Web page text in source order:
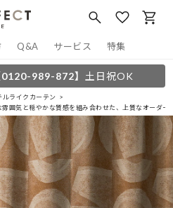
Q&A サービス 特集
0120-989-872】 土日祝OK
ルライクカーテン
囲気と穏やかな質感を組み合わせた、上質なオーダー